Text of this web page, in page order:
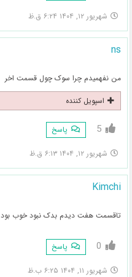
شهریور ۱۲, ۱۴۰۴ ۶:۲۴ ق.ظ
ns
من نفهمیدم چرا سوک چول قسمت اخر
اسپویل کننده
5 پاسخ
شهریور ۱۲, ۱۴۰۴ ۶:۱۳ ق.ظ
Kimchi
تاقسمت هفت دیدم بدک نبود خوب بود
0 پاسخ
شهریور ۱۱, ۱۴۰۴ ۶:۲۵ ب.ظ